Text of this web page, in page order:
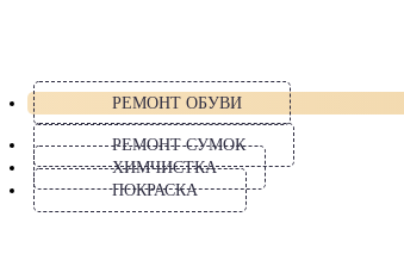
РЕМОНТ ОБУВИ
РЕМОНТ СУМОК
ХИМЧИСТКА
ПОКРАСКА